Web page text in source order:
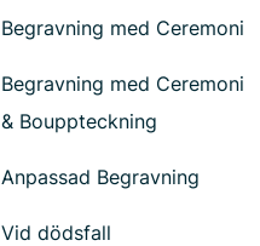
Begravning med Ceremoni
Begravning med Ceremoni
& Bouppteckning
Anpassad Begravning
Vid dödsfall